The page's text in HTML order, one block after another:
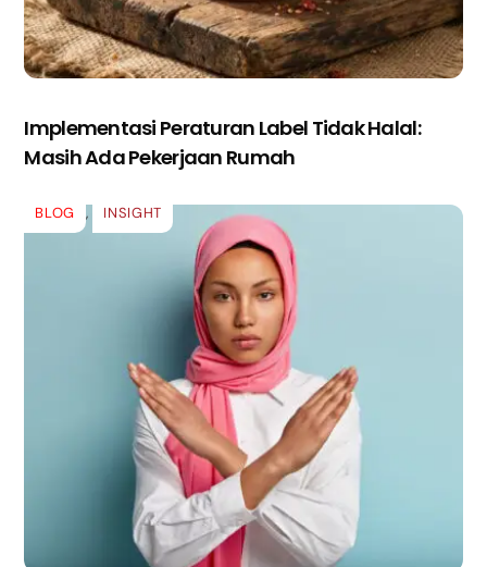
Implementasi Peraturan Label Tidak Halal:
Masih Ada Pekerjaan Rumah
BLOG , INSIGHT